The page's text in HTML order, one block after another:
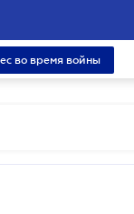
во время войны